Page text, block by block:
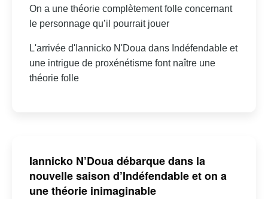
On a une théorie complètement folle concernant
le personnage qu’il pourrait jouer
L'arrivée d'Iannicko N'Doua dans Indéfendable et
une intrigue de proxénétisme font naître une
théorie folle
Iannicko N’Doua débarque dans la
nouvelle saison d’Indéfendable et on a
une théorie inimaginable